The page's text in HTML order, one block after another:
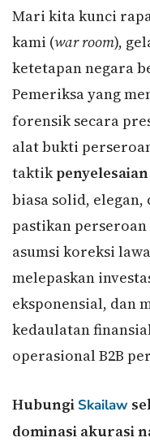
Mari kita kunci
kami (war room),
ketetapan negara
Pemeriksa yang
forensik secara
alat bukti
taktikpenyelesaian
biasa solid,
pastikan
asumsi koreksi
melepaskan
eksponensial, dan
kedaulatan
operasional B2B
Hubungi Skailaw
dominasi akurasi